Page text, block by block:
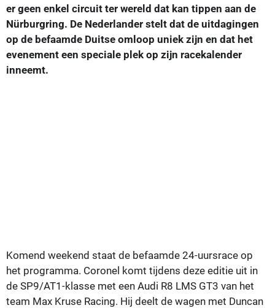
er geen enkel circuit ter wereld dat kan tippen aan de
Nürburgring. De Nederlander stelt dat de uitdagingen
op de befaamde Duitse omloop uniek zijn en dat het
evenement een speciale plek op zijn racekalender
inneemt.
Komend weekend staat de befaamde 24-uursrace op
het programma. Coronel komt tijdens deze editie uit in
de SP9/AT1-klasse met een Audi R8 LMS GT3 van het
team Max Kruse Racing. Hij deelt de wagen met Duncan